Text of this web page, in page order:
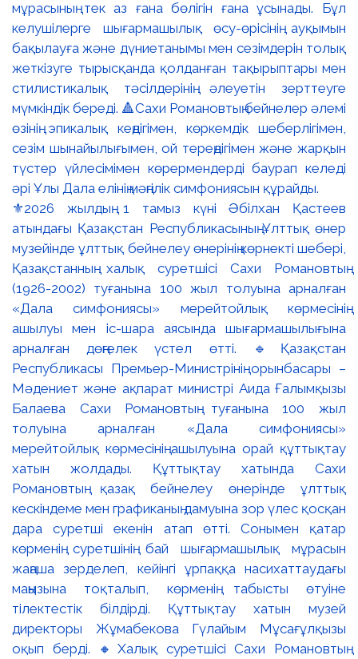
⚜️2026 жылдың 1 тамыз күні Әбілхан Қастеев
атындағы Қазақстан Республикасының Ұлттық өнер
музейінде ұлттық бейнелеу өнерінің көрнекті шебері,
Қазақстанның халық суретшісі Сахи Романовтың
(1926-2002) туғанына 100 жыл толуына арналған
«Дала симфониясы» мерейтойлық көрмесінің
ашылуы мен іс-шара аясында шығармашылығына
арналған дөңгелек үстел өтті. 🔹Қазақстан
Республикасы Премьер-Министрінің орынбасары –
Мәдениет және ақпарат министрі Аида Ғалымқызы
Балаева Сахи Романовтың туғанына 100 жыл
толуына арналған «Дала симфониясы»
мерейтойлық көрмесінің ашылуына орай құттықтау
хатын жолдады. Құттықтау хатында Сахи
Романовтың қазақ бейнелеу өнерінде ұлттық
кескіндеме мен графиканың дамуына зор үлес қосқан
дара суретші екенін атап өтті. Сонымен қатар
көрменің суретшінің бай шығармашылық мұрасын
жаңаша зерделеп, кейінгі ұрпаққа насихаттаудағы
маңызына тоқталып, көрменің табысты өтуіне
тілектестік білдірді. Құттықтау хатын музей
директоры Жұмабекова Гүлайым Мұсағұлқызы
оқып берді. 🔸Халық суретшісі Сахи Романовтың